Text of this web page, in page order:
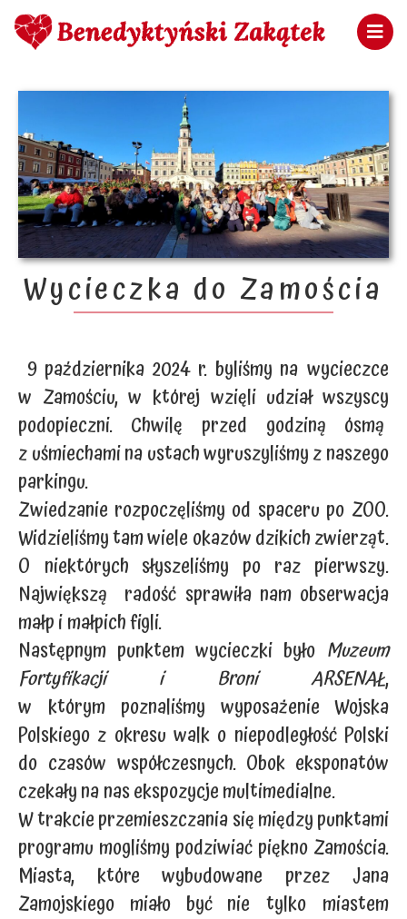
Wycieczka do Zamościa
9 października 2024 r. byliśmy na wycieczce
w Zamościu, w której wzięli udział wszyscy
podopieczni. Chwilę przed godziną ósmą
z uśmiechami na ustach wyruszyliśmy z naszego
parkingu.
Zwiedzanie rozpoczęliśmy od spaceru po ZOO.
Widzieliśmy tam wiele okazów dzikich zwierząt.
O niektórych słyszeliśmy po raz pierwszy.
Największą radość sprawiła nam obserwacja
małp i małpich figli.
Następnym punktem wycieczki było Muzeum
Fortyfikacji i Broni ARSENAŁ,
w którym poznaliśmy wyposażenie Wojska
Polskiego z okresu walk o niepodległość Polski
do czasów współczesnych. Obok eksponatów
czekały na nas ekspozycje multimedialne.
W trakcie przemieszczania się między punktami
programu mogliśmy podziwiać piękno Zamościa.
Miasta, które wybudowane przez Jana
Zamojskiego miało być nie tylko miastem